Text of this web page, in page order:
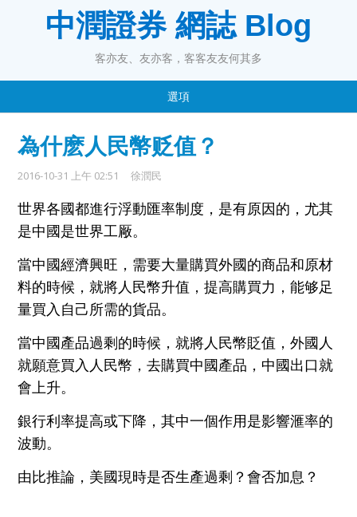
中潤證券 網誌 Blog
客亦友、友亦客，客客友友何其多
選項
為什麽人民幣贬值？
2016-10-31 上午 02:51 徐潤民
世界各國都進行浮動匯率制度，是有原因的， 尤其
是中國是世界工厰。
當中國經濟興旺， 需要大量購買外國的商品和原材
料的時候，就將人民幣升值，提高購買力，能够足
量買入 自己所需的貨品。
當中國產品過剩的時候，就將人民幣貶值，外國人
就願意買入 人民幣，去購買中國產品，中國出口就
會上升。
銀行利率提高或下降 ，其中一個作用是影響滙率的
波動。
由比推論，美國現時是否生產過剩？會否加息？